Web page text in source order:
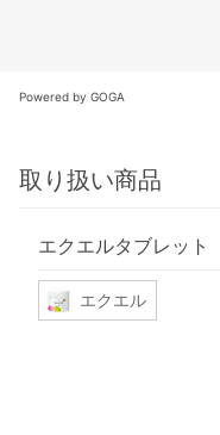
Powered by GOGA
取り扱い商品
エクエルタブレット
エクエル